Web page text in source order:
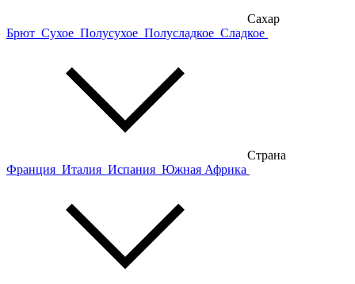
Сахар
Брют Сухое Полусухое Полусладкое Сладкое
Страна
Франция Италия Испания Южная Африка